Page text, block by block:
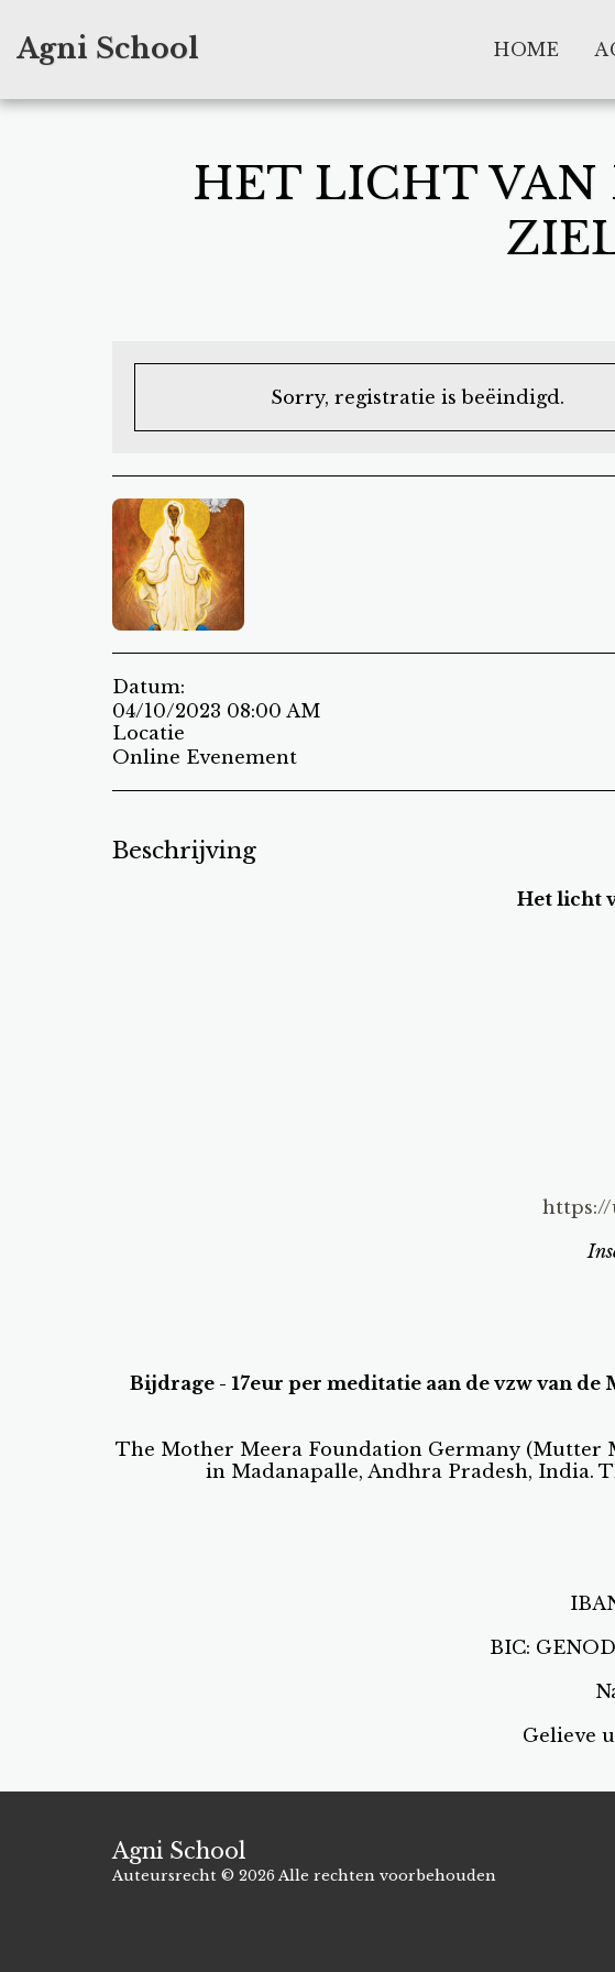
Agni School HOME
HET LICHT VAN
Sorry, registratie is beëindigd.
Datum:
04/10/2023 08:00 AM
Locatie
Online Evenement
Beschrijving
Het licht
https://
Bijdrage - 17eur per meditatie aan de vzw van
The Mother Meera Foundation Germany (Mutter
in Madanapalle, Andhra Pradesh, India.
BIC:
Gelieve
Agni School
Auteursrecht © 2026 Alle rechten voorbehouden